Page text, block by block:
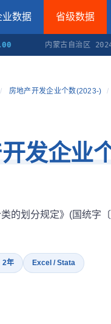
业数据 省级数据
内蒙古自治区 2024
/ 房地产开发企业个数(2023-) /
发企业
的划分规定》(国统字
2年 Excel / Stata